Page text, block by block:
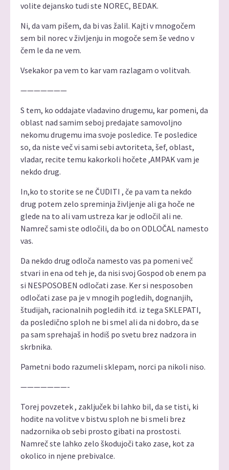
volite dejansko tudi ste NOREC, BEDAK.
Ni, da vam pišem, da bi vas žalil. Kajti v mnogočem
sem bil norec v življenju in mogoče sem še vedno v
čem le da ne vem.
Vsekakor pa vem to kar vam razlagam o volitvah.
———————
S tem, ko oddajate vladavino drugemu, kar pomeni, da
oblast nad samim seboj predajate samovoljno
nekomu drugemu ima svoje posledice. Te posledice
so, da niste več vi sami sebi avtoriteta, šef, oblast,
vladar, recite temu kakorkoli hočete ,AMPAK vam je
nekdo drug.
In,ko to storite se ne ČUDITI , če pa vam ta nekdo
drug potem zelo spreminja življenje ali ga hoče ne
glede na to ali vam ustreza kar je odločil ali ne.
Namreč sami ste odločili, da bo on ODLOČAL namesto
vas.
Da nekdo drug odloča namesto vas pa pomeni več
stvari in ena od teh je, da nisi svoj Gospod ob enem pa
si NESPOSOBEN odločati zase. Ker si nesposoben
odločati zase pa je v mnogih pogledih, dognanjih,
študijah, racionalnih pogledih itd. iz tega SKLEPATI,
da posledično sploh ne bi smel ali da ni dobro, da se
pa sam sprehajaš in hodiš po svetu brez nadzora in
skrbnika.
Pametni bodo razumeli sklepam, norci pa nikoli niso.
———————-
Torej povzetek , zaključek bi lahko bil, da se tisti, ki
hodite na volitve v bistvu sploh ne bi smeli brez
nadzornika ob sebi prosto gibati na prostosti.
Namreč ste lahko zelo škodujoči tako zase, kot za
okolico in njene prebivalce.